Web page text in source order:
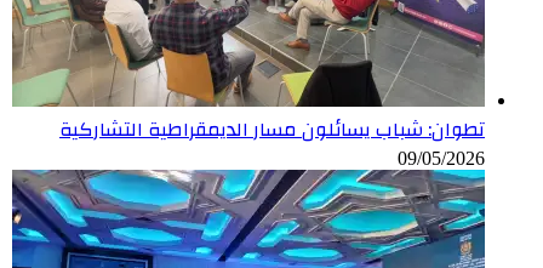
تطوان: شباب يسائلون مسار الديمقراطية التشاركية
09/05/2026